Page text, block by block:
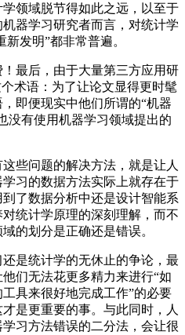
领域脱节得如此之远，以至于
器学习研究者而言，对统计学
发明”都非常普遍。
最后，由于大量第三方应用研
术语：为了让论文显得更时髦
即便现实中他们所谓的“机器
没有使用机器学习领域提出的
问题的解决方法，就是让人
习的数据方法实际上就存在于
了数据分析中还是设计智能系
统计学原理的深刻理解，而不
的划分是正确还是错误。
是统计学的无休止的争论，最
们无法花更多精力来进行“如
具来很好地完成工作”的必要
是更重要的事。与此同时，人
习方法错误的二分法，会让很